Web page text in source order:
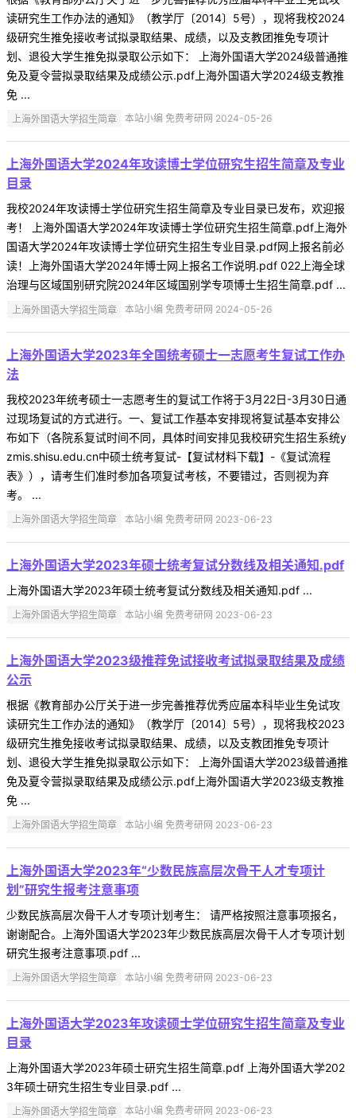
读研究生工作办法的通知》（教学厅〔2014〕5号），现将我校2024
级研究生推免接收考试拟录取结果、成绩，以及支教团推免专项计
划、退役大学生推免拟录取公示如下： 上海外国语大学2024级普通推
免及夏令营拟录取结果及成绩公示.pdf上海外国语大学2024级支教推
免 ...
上海外国语大学招生简章 本站小编 免费考研网 2024-05-26
上海外国语大学2024年攻读博士学位研究生招生简章及专业
目录
我校2024年攻读博士学位研究生招生简章及专业目录已发布，欢迎报
考！ 上海外国语大学2024年攻读博士学位研究生招生简章.pdf上海外
国语大学2024年攻读博士学位研究生招生专业目录.pdf网上报名前必
读！上海外国语大学2024年博士网上报名工作说明.pdf 022上海全球
治理与区域国别研究院2024年区域国别学专项博士生招生简章.pdf ...
上海外国语大学招生简章 本站小编 免费考研网 2024-05-26
上海外国语大学2023年全国统考硕士一志愿考生复试工作办
法
我校2023年统考硕士一志愿考生的复试工作将于3月22日-3月30日通
过现场复试的方式进行。一、复试工作基本安排现将复试基本安排公
布如下（各院系复试时间不同，具体时间安排见我校研究生招生系统y
zmis.shisu.edu.cn中硕士统考复试-【复试材料下载】-《复试流程
表》），请考生们准时参加各项复试考核，不要错过，否则视为弃
考。 ...
上海外国语大学招生简章 本站小编 免费考研网 2023-06-23
上海外国语大学2023年硕士统考复试分数线及相关通知.pdf
上海外国语大学2023年硕士统考复试分数线及相关通知.pdf ...
上海外国语大学招生简章 本站小编 免费考研网 2023-06-23
上海外国语大学2023级推荐免试接收考试拟录取结果及成绩
公示
根据《教育部办公厅关于进一步完善推荐优秀应届本科毕业生免试攻
读研究生工作办法的通知》（教学厅〔2014〕5号），现将我校2023
级研究生推免接收考试拟录取结果、成绩，以及支教团推免专项计
划、退役大学生推免拟录取公示如下： 上海外国语大学2023级普通推
免及夏令营拟录取结果及成绩公示.pdf上海外国语大学2023级支教推
免 ...
上海外国语大学招生简章 本站小编 免费考研网 2023-06-23
上海外国语大学2023年“少数民族高层次骨干人才专项计
划”研究生报考注意事项
少数民族高层次骨干人才专项计划考生： 请严格按照注意事项报名，
谢谢配合。上海外国语大学2023年少数民族高层次骨干人才专项计划
研究生报考注意事项.pdf ...
上海外国语大学招生简章 本站小编 免费考研网 2023-06-23
上海外国语大学2023年攻读硕士学位研究生招生简章及专业
目录
上海外国语大学2023年硕士研究生招生简章.pdf 上海外国语大学202
3年硕士研究生招生专业目录.pdf ...
上海外国语大学招生简章 本站小编 免费考研网 2023-06-23